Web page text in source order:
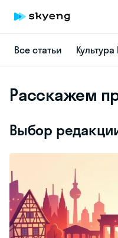
Все статьи
Расскажем
Выбор